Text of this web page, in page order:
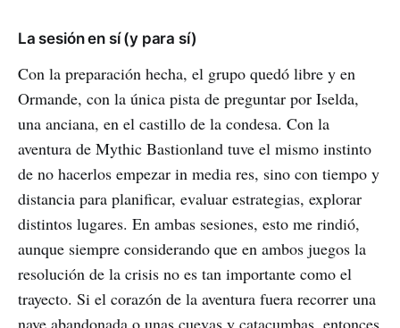
La sesión en sí (y para sí)
Con la preparación hecha, el grupo quedó libre y en
Ormande, con la única pista de preguntar por Iselda,
una anciana, en el castillo de la condesa. Con la
aventura de Mythic Bastionland tuve el mismo instinto
de no hacerlos empezar in media res, sino con tiempo y
distancia para planificar, evaluar estrategias, explorar
distintos lugares. En ambas sesiones, esto me rindió,
aunque siempre considerando que en ambos juegos la
resolución de la crisis no es tan importante como el
trayecto. Si el corazón de la aventura fuera recorrer una